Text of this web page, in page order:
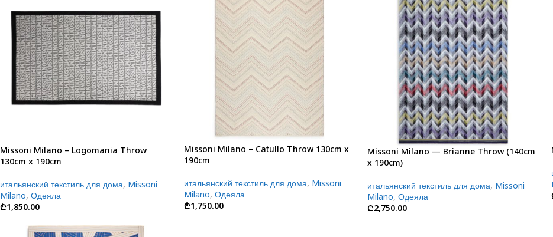
Missoni Milano – Logomania Throw
130cm x 190cm
итальянский текстиль для дома, Missoni
Milano, Одеяла
₾1,850.00
Missoni Milano – Catullo Throw 130cm x
190cm
итальянский текстиль для дома, Missoni
Milano, Одеяла
₾1,750.00
Missoni Milano — Brianne Throw (140cm
x 190cm)
итальянский текстиль для дома, Missoni
Milano, Одеяла
₾2,750.00